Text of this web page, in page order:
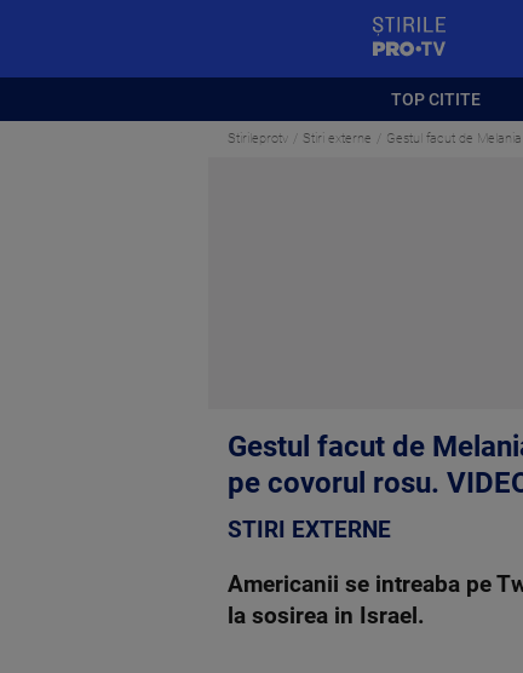
TOP CITITE
Stirileprotv Stiri externe Gestul facut de
Gestul facut de
pe covorul rosu.
STIRI EXTERNE
Americanii se intreaba pe
la sosirea in Israel.